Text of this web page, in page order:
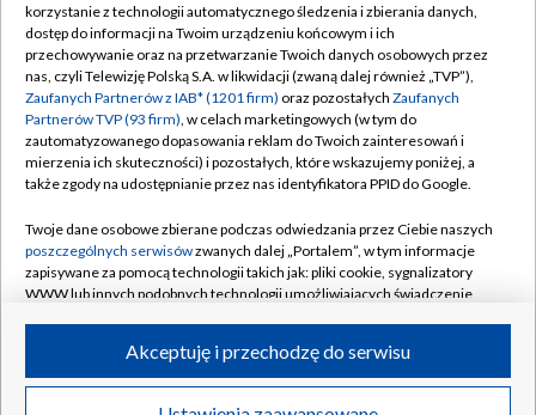
TVP
Abonament TVP
Emisja w TVP
Centrum informacji TVP
Naziemna Telewizja Cyfrowa
Rada Programowa
System NOS
Informacje o nadawcy
Program dla prasy
Regulamin TVP
Polityka prywatności
Moje zgody
Pomoc
Kontakt
Kanały
©2026 Telewizja Polska S.A. w likwidacji
korzystanie z technologii automatycznego śledzenia i zbierania danych,
dostęp do informacji na Twoim urządzeniu końcowym i ich
przechowywanie oraz na przetwarzanie Twoich danych osobowych przez
nas, czyli Telewizję Polską S.A. w likwidacji (zwaną dalej również „TVP”),
Zaufanych Partnerów z IAB* (1201 firm) oraz pozostałych Zaufanych
Partnerów TVP (93 firm), w celach marketingowych (w tym do
zautomatyzowanego dopasowania reklam do Twoich zainteresowań i
mierzenia ich skuteczności) i pozostałych, które wskazujemy poniżej, a
także zgody na udostępnianie przez nas identyfikatora PPID do Google.
Twoje dane osobowe zbierane podczas odwiedzania przez Ciebie naszych
poszczególnych serwisówzwanych dalej „Portalem”, w tym informacje
zapisywane za pomocą technologii takich jak: pliki cookie, sygnalizatory
WWW lub innych podobnych technologii umożliwiających świadczenie
ruchu w Internecie.
Twoje dane osobowe zbierane podczas odwiedzania przez Ciebie
Akceptuję i przechodzę do serwisu